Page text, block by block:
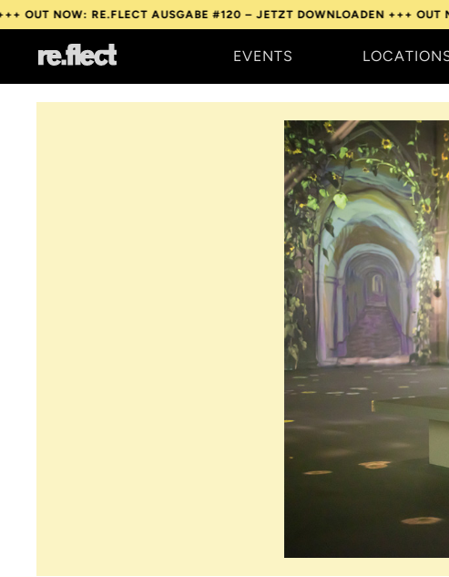
RE.FLECT AUSGABE #120 – JETZT DOWNLOADEN +++OUT NOW:
EVENTS